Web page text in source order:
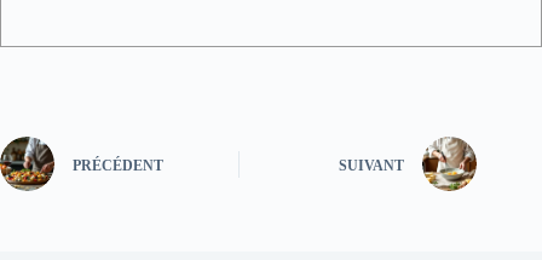
PRÉCÉDENT SUIVANT